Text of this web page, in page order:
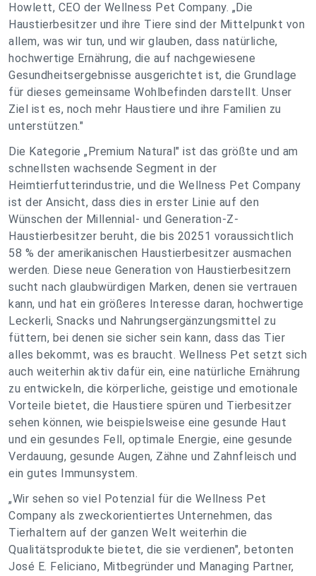
Howlett, CEO der Wellness Pet Company. „Die
Haustierbesitzer und ihre Tiere sind der Mittelpunkt von
allem, was wir tun, und wir glauben, dass natürliche,
hochwertige Ernährung, die auf nachgewiesene
Gesundheitsergebnisse ausgerichtet ist, die Grundlage
für dieses gemeinsame Wohlbefinden darstellt. Unser
Ziel ist es, noch mehr Haustiere und ihre Familien zu
unterstützen."
Die Kategorie „Premium Natural" ist das größte und am
schnellsten wachsende Segment in der
Heimtierfutterindustrie, und die Wellness Pet Company
ist der Ansicht, dass dies in erster Linie auf den
Wünschen der Millennial- und Generation-Z-
Haustierbesitzer beruht, die bis 20251 voraussichtlich
58 % der amerikanischen Haustierbesitzer ausmachen
werden. Diese neue Generation von Haustierbesitzern
sucht nach glaubwürdigen Marken, denen sie vertrauen
kann, und hat ein größeres Interesse daran, hochwertige
Leckerli, Snacks und Nahrungsergänzungsmittel zu
füttern, bei denen sie sicher sein kann, dass das Tier
alles bekommt, was es braucht. Wellness Pet setzt sich
auch weiterhin aktiv dafür ein, eine natürliche Ernährung
zu entwickeln, die körperliche, geistige und emotionale
Vorteile bietet, die Haustiere spüren und Tierbesitzer
sehen können, wie beispielsweise eine gesunde Haut
und ein gesundes Fell, optimale Energie, eine gesunde
Verdauung, gesunde Augen, Zähne und Zahnfleisch und
ein gutes Immunsystem.
„Wir sehen so viel Potenzial für die Wellness Pet
Company als zweckorientiertes Unternehmen, das
Tierhaltern auf der ganzen Welt weiterhin die
Qualitätsprodukte bietet, die sie verdienen", betonten
José E. Feliciano, Mitbegründer und Managing Partner,